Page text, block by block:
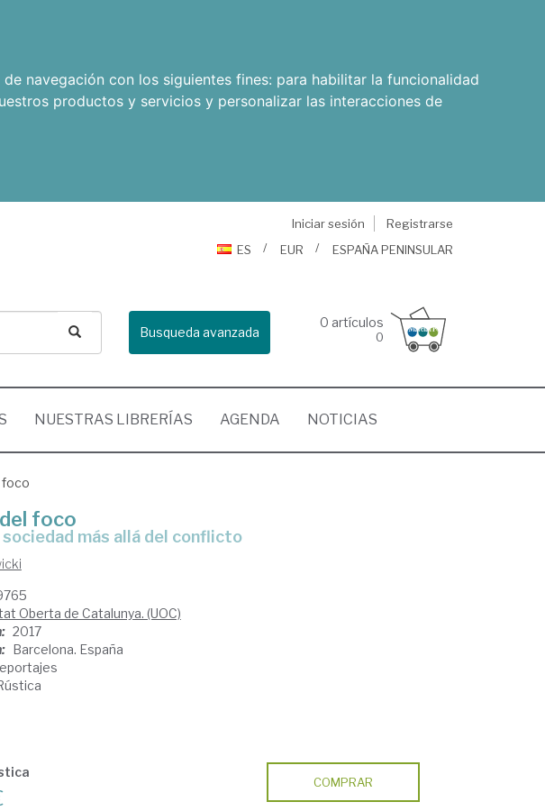
navegación con los siguientes fines: para habilitar la funcionalidad
productos y servicios y personalizar las interacciones de
Iniciar sesión
Registrarse
ES
EUR ESPAÑA PENINSULAR
Busqueda avanzada
0 artículos
0
NUESTRAS LIBRERÍAS AGENDA NOTICIAS
foco
foco
más allá del conflicto
Oberta de Catalunya. (UOC)
2017
Barcelona. España
COMPRAR